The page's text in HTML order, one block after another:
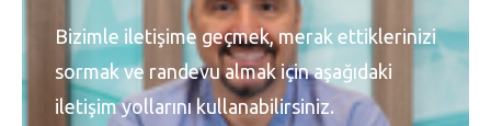
Bizimle iletişime geçmek, merak ettiklerinizi
sormak ve randevu almak için aşağıdaki
iletişim yollarını kullanabilirsiniz.